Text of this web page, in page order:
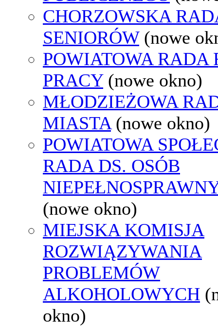
CHORZOWSKA
SENIORÓW (nowe
POWIATOWA RADA
PRACY (nowe okno)
MŁODZIEŻOWA
MIASTA (nowe okno)
POWIATOWA
RADA DS. OSÓB
(nowe okno)
MIEJSKA KOMISJA
ROZWIĄZYWANIA
PROBLEMÓW
ALKOHOLOWYCH
okno)